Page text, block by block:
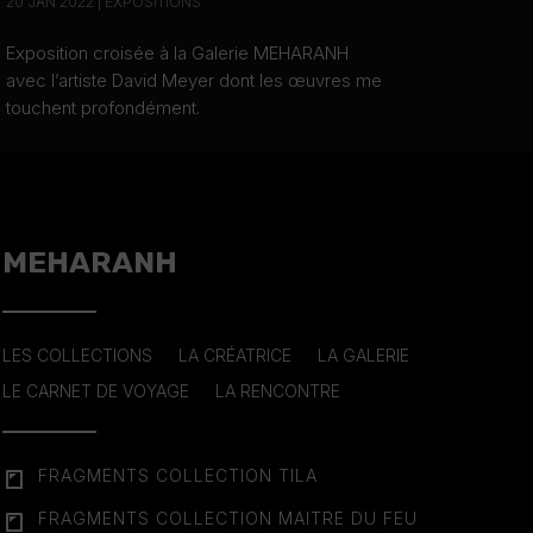
Exposition croisée à la Galerie MEHARANH
avec l’artiste David Meyer dont les œuvres me
touchent profondément.
MEHARANH
LES COLLECTIONS LA CRÉATRICE
LA GALERIE
LE CARNET DE VOYAGE
LA RENCONTRE
FRAGMENTS COLLECTION TILA
FRAGMENTS COLLECTION MAITRE DU FEU